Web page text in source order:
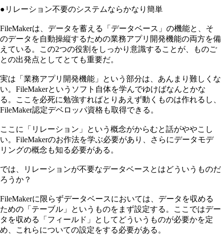
●リレーション不要のシステムならかなり簡単
FileMakerは、データを蓄える「データベース」の機能と、そ
のデータを自動操縦するための業務アプリ開発機能の両方を備
えている。この2つの役割をしっかり意識することが、ものご
との出発点としてとても重要だ。
実は「業務アプリ開発機能」という部分は、あんまり難しくな
い。FileMakerというソフト自体を学んでゆけばなんとかな
る。ここを必死に勉強すればとりあえず動くものは作れるし、
FileMaker認定デベロッパ資格も取得できる。
ここに「リレーション」という概念がからむと話がややこし
い。FileMakerのお作法を学ぶ必要があり、さらにデータモデ
リングの概念も知る必要がある。
では、リレーションが不要なデータベースとはどういうものだ
ろうか？
FileMakerに限らずデータベースにおいては、データを収める
ための「テーブル」というものをまず設定する。ここではデー
タを収める「フィールド」としてどういうものが必要かを定
め、これらについての設定をする必要がある。